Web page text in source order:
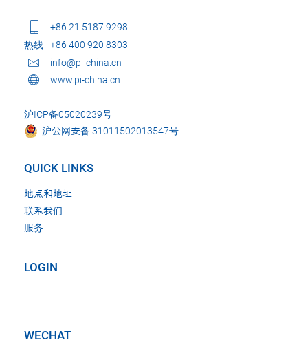
+86 21 5187 9298
热线
+86 400 920 8303
info@pi-china.cn
www.pi-china.cn
沪ICP备05020239号
沪公网安备 31011502013547号
QUICK LINKS
地点和地址
联系我们
服务
LOGIN
WECHAT